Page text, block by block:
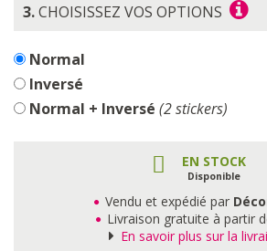
3.CHOISISSEZ VOS OPTIONS
Normal
Inversé
Normal + Inversé (2 stickers)
EN STOCK
Disponible
Vendu et expédié par
Livraison gratuite à partir
En savoir plus sur la